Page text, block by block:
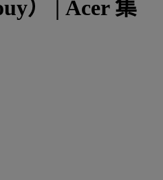
） | Acer 集